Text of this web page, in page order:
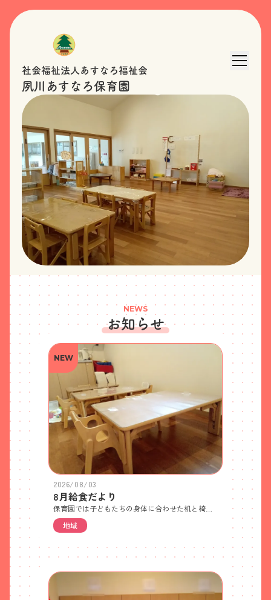
社会福祉法人あすなろ福祉会
夙川あすなろ保育園
NEWS
お知らせ
NEW
2026/08/03
8月給食だより
地域